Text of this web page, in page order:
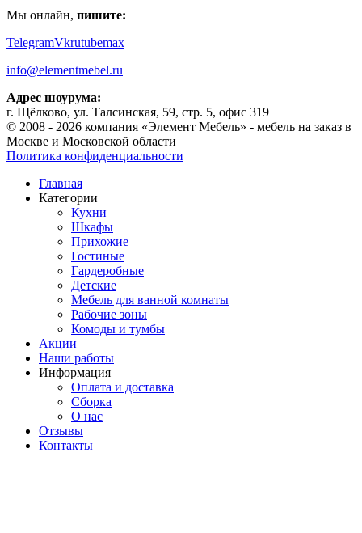
Мы онлайн, пишите:
TelegramVkrutubemax
info@elementmebel.ru
Адрес шоурума:
г. Щёлково, ул. Талсинская, 59, стр. 5, офис 319
© 2008 - 2026 компания «Элемент Мебель» - мебель на заказ в
Москве и Московской области
Политика конфиденциальности
Главная
Категории
Кухни
Шкафы
Прихожие
Гостиные
Гардеробные
Детские
Мебель для ванной комнаты
Рабочие зоны
Комоды и тумбы
Акции
Наши работы
Информация
Оплата и доставка
Сборка
О нас
Отзывы
Контакты